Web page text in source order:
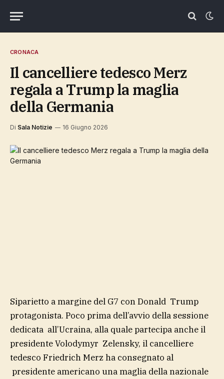
CRONACA
Il cancelliere tedesco Merz
regala a Trump la maglia
della Germania
Di Sala Notizie 16 Giugno 2026
Siparietto a margine del G7 con Donald Trump
protagonista. Poco prima dell’avvio della sessione
dedicata all’Ucraina, alla quale partecipa anche il
presidente Volodymyr Zelensky, il cancelliere
tedesco Friedrich Merz ha consegnato al
presidente americano una maglia della nazionale